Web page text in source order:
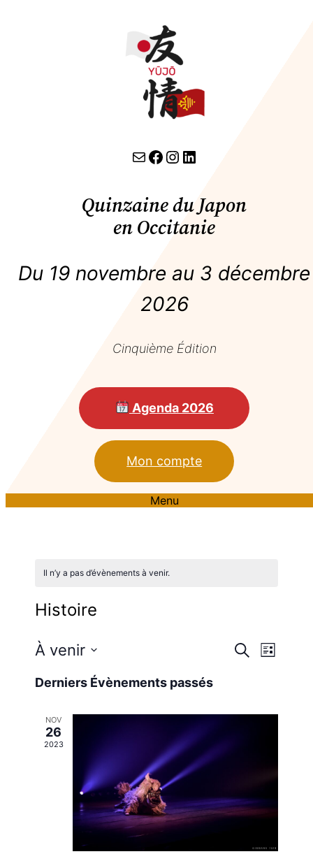
contact par email lien facebook Instagram LinkedIn
Quinzaine du Japon
en Occitanie
Du 19 novembre au 3 décembre
2026
Cinquième Édition
Agenda 2026
Mon compte
Menu
Il n’y a pas d’évènements à venir.
Histoire
vues
Recherche
Liste
À venir
une
Derniers Évènements passés
NOV
26
2023